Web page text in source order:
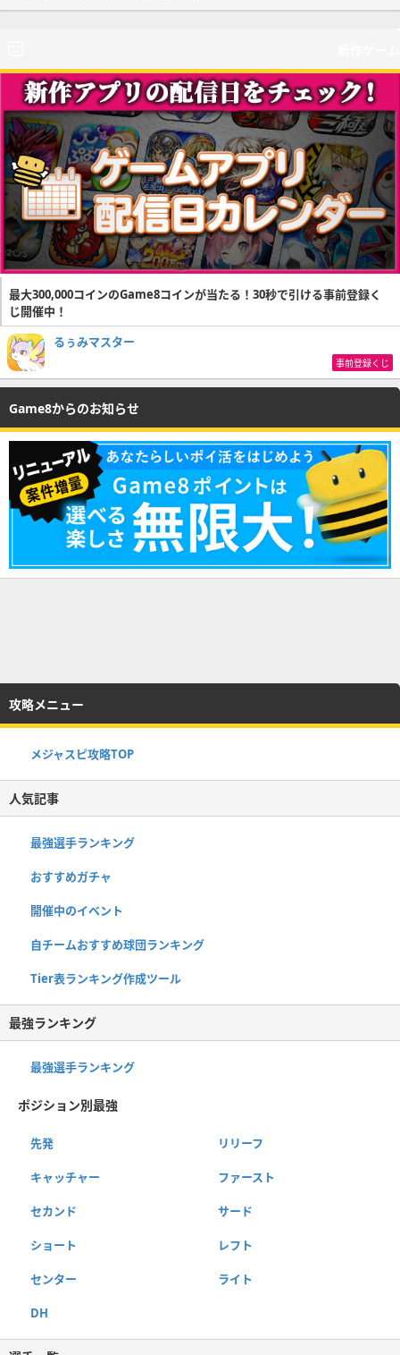
最大300,000コインのGame8コインが当たる！30秒で引ける事前登録く
じ開催中！
るぅみマスター
事前登録くじ
Game8からのお知らせ
攻略メニュー
メジャスピ攻略TOP
人気記事
最強選手ランキング
おすすめガチャ
開催中のイベント
自チームおすすめ球団ランキング
Tier表ランキング作成ツール
最強ランキング
最強選手ランキング
ポジション別最強
先発 リリーフ
キャッチャー ファースト
セカンド サード
ショート レフト
センター ライト
DH